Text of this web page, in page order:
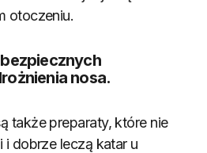
otoczeniu.
nosa.
także preparaty, które nie
dobrze leczą katar u